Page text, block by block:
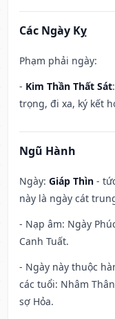
Các Ngày Kỵ
Phạm phải ngày:
- Kim Thần Thất Sát
trọng, đi xa, ký kết
Ngũ Hành
Ngày: Giáp Thìn -
này là ngày cát
- Nạp âm: Ngày
Canh Tuất.
- Ngày này thuộc
các tuổi: Nhâm
sợ Hỏa.